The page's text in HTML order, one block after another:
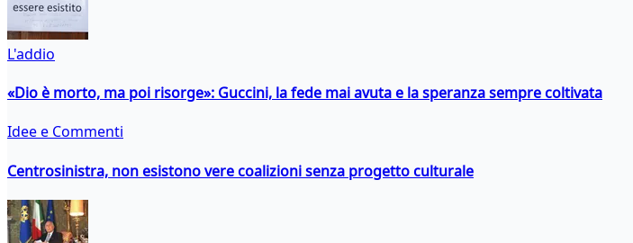
L'addio
«Dio è morto, ma poi risorge»: Guccini, la fede mai avuta e la speranza sempre coltivata
Idee e Commenti
Centrosinistra, non esistono vere coalizioni senza progetto culturale